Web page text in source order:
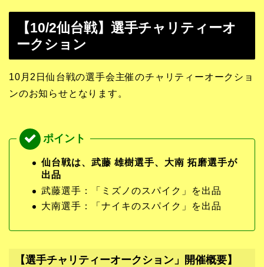
【10/2仙台戦】選手チャリティーオ
ークション
10月2日仙台戦の選手会主催のチャリティーオークショ
ンのお知らせとなります。
仙台戦は、武藤 雄樹選手、大南 拓磨選手が
出品
武藤選手：「ミズノのスパイク」を出品
大南選手：「ナイキのスパイク」を出品
【選手チャリティーオークション」開催概要】